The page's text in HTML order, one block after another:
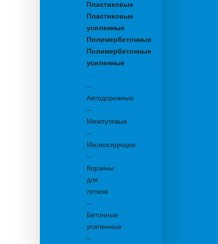
Пластиковые
Пластиковые
усиленные
Полимербетонные
Полимербетонные
усиленные
–
Автодорожные
–
Межпутевые
–
Мелкосидящие
–
Корзины
для
лотков
–
Бетонные
усиленные
–